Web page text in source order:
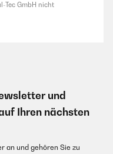
Tec GmbH nicht
und
Ihren nächsten
an und gehören Sie zu